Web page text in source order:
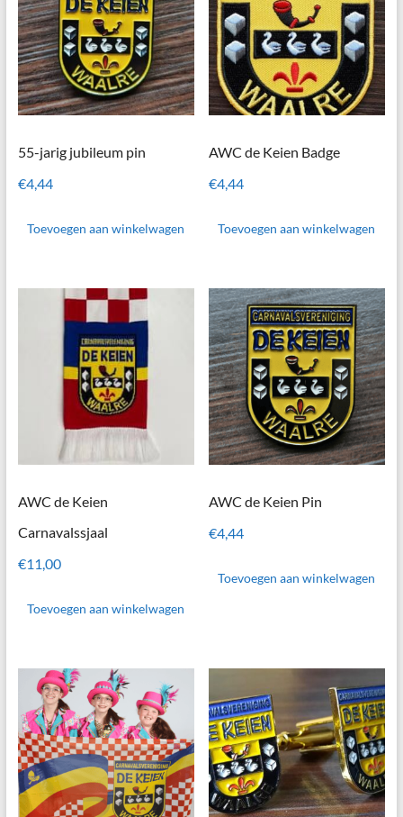
55-jarig jubileum pin
€4,44
Toevoegen aan winkelwagen
AWC de Keien Badge
€4,44
Toevoegen aan winkelwagen
AWC de Keien
Carnavalssjaal
€11,00
Toevoegen aan winkelwagen
AWC de Keien Pin
€4,44
Toevoegen aan winkelwagen